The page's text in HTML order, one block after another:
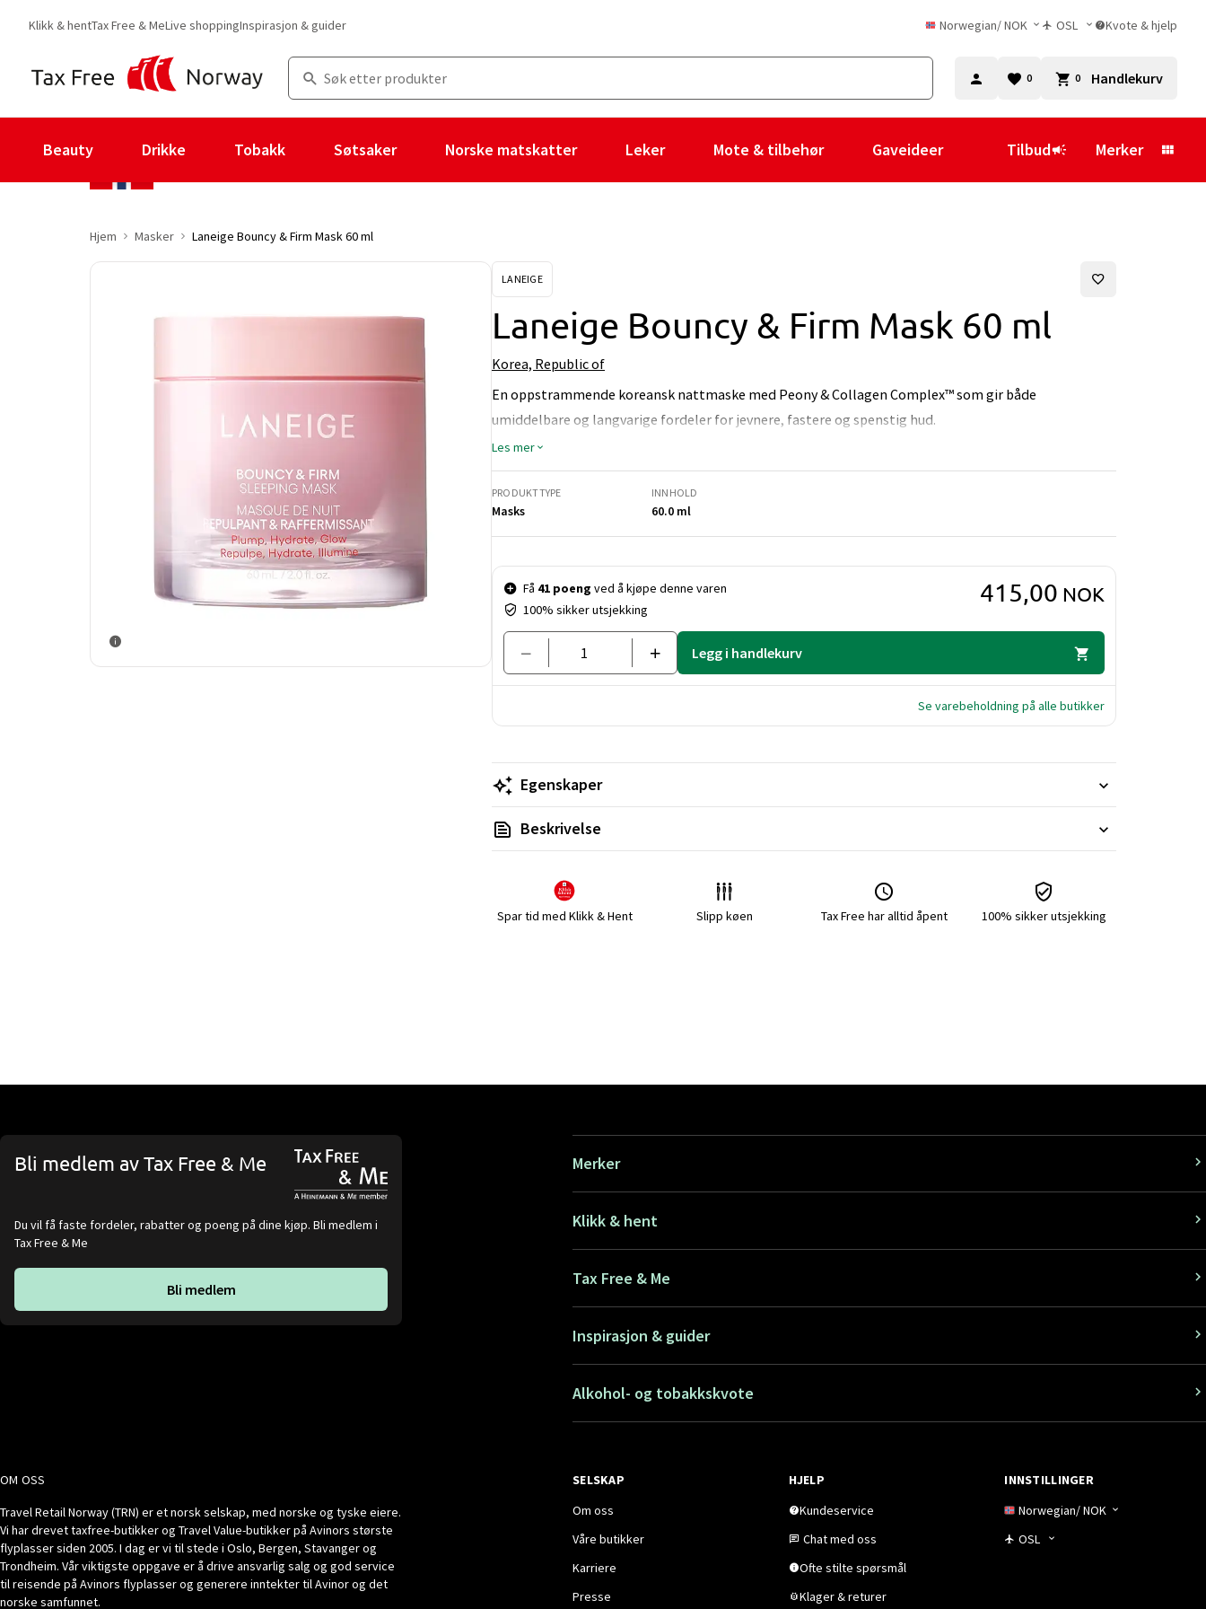
Klikk & hentTax Free & MeLive shoppingInspirasjon & guider Norwegian/NOK OSL Kvote & hjelp
0 0 Handlekurv
Beauty Drikke Tobakk Søtsaker Norske matskatter Leker Mote & tilbehør Gaveideer Tilbud Merker
Hjem Masker Laneige Bouncy & Firm Mask 60 ml
LANEIGE
Laneige Bouncy & Firm Mask 60 ml
Korea, Republic of
En oppstrammende koreansk nattmaske med Peony & Collagen Complex™ som gir både
umiddelbare og langvarige fordeler for jevnere, fastere og spenstig hud.
Les mer
PRODUKTTYPE
Masks
INNHOLD
60.0 ml
Pris og mengde
Få 41 poeng ved å kjøpe denne varen
100% sikker utsjekking
415,00 NOK
Legg i handlekurv
Se varebeholdning på alle butikker
Egenskaper
Beskrivelse
Spar tid med Klikk & Hent Slipp køen Tax Free har alltid åpent 100% sikker utsjekking
Bli medlem av Tax Free & Me
Du vil få faste fordeler, rabatter og poeng på dine kjøp. Bli medlem i
Tax Free & Me
Bli medlem
Merker
Klikk & hent
Tax Free & Me
Inspirasjon & guider
Alkohol- og tobakkskvote
OM OSS
Travel Retail Norway (TRN) er et norsk selskap, med norske og tyske eiere.
Vi har drevet taxfree-butikker og Travel Value-butikker på Avinors største
flyplasser siden 2005. I dag er vi til stede i Oslo, Bergen, Stavanger og
Trondheim. Vår viktigste oppgave er å drive ansvarlig salg og god service
til reisende på Avinors flyplasser og generere inntekter til Avinor og det
norske samfunnet.
SELSKAP
Om oss
Våre butikker
Karriere
Presse
HJELP
Kundeservice
Chat med oss
Ofte stilte spørsmål
Klager & returer
INNSTILLINGER
Norwegian/NOK
OSL